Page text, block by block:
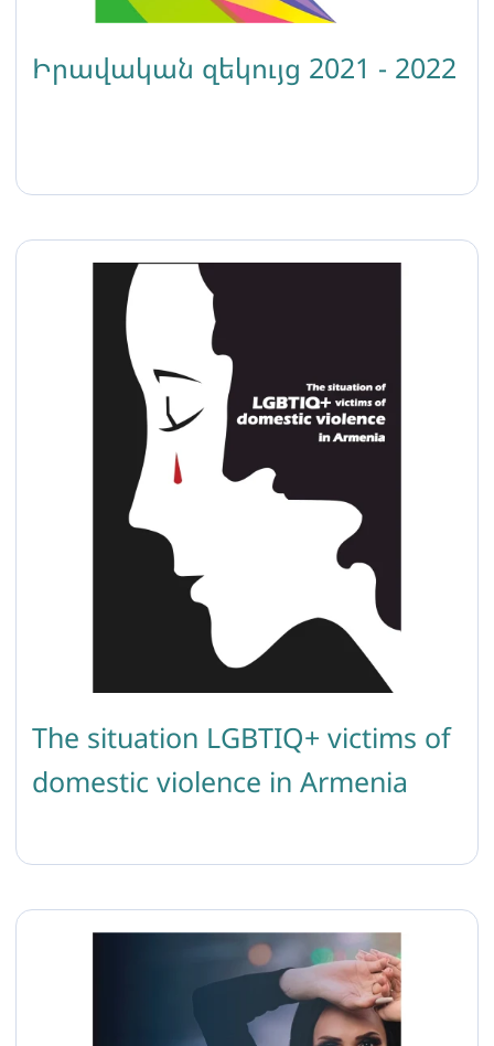
Իրավական զեկույց 2021 - 2022
The situation LGBTIQ+ victims of
domestic violence in Armenia